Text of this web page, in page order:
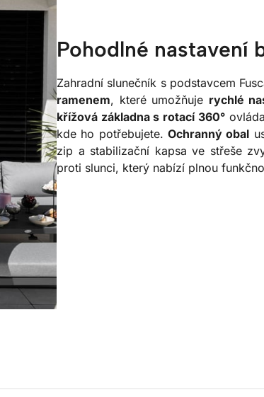
Pohodlné nastavení
Zahradní slunečník s podstavcem
ramenem, které umožňuje rychlé
křížová základna s rotací 360°
kde ho potřebujete. Ochranný obal
zip a stabilizační kapsa ve střeše
proti slunci, který nabízí plnou